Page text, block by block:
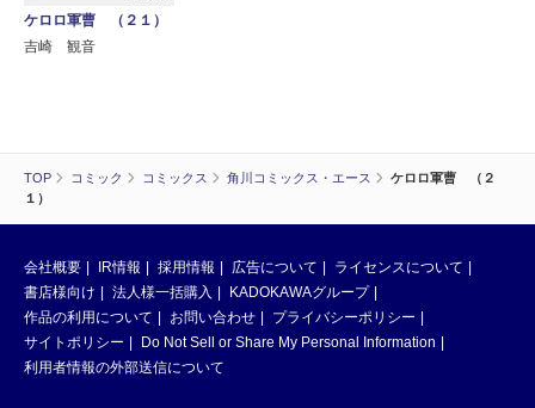
TOP コミック コミックス 角川コミックス・エース
ケロロ軍曹 （２
１）
ケロロ軍曹 （２１）
吉崎 観音
会社概要 IR情報 採用情報 広告について
ライセンスについて
書店様向け
法人様一括購入
KADOKAWAグループ
作品の利用について
お問い合わせ
プライバシーポリシー
サイトポリシー
Do Not Sell or Share My Personal Information
利用者情報の外部送信について